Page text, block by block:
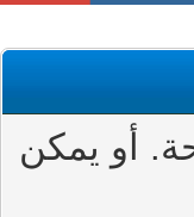
أو يمكن